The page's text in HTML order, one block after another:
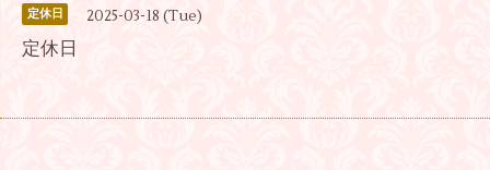
定休日 2025-03-18 (Tue)
定休日